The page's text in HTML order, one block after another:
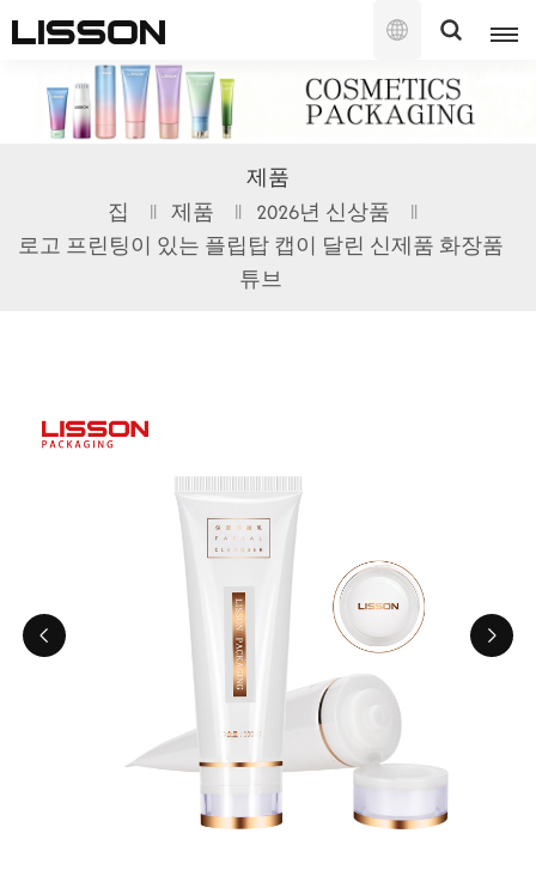
의
English
français
русский
한국의
Tiếng việt
中文
제품
집 제품
2026년 신상품
로고 프린팅이 있는 플립탑 캡이 달린 신제품 화장품
튜브